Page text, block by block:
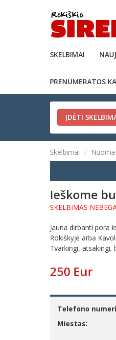
SKELBIMAI
PRENUMERATOS
ĮDĖTI
Skelbimai Nuoma
Ieškome
SKELBIMAS
Jauna dirbanti pora
Rokiškyje arba
Tvarkingi, atsakingi,
250 Eur
Telefono
Miestas: